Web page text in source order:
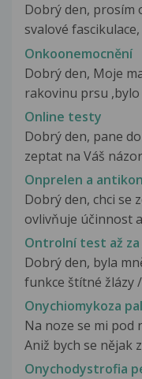
Dobrý den, prosím
svalové
Onkoonemocnění
Dobrý den, Moje
rakovinu prsu ,bylo
Online testy
Dobrý den, pane
zeptat na Váš
Onprelen a
Dobrý den, chci se
ovlivňuje účinnost
Ontrolní test až za
Dobrý den, byla
funkce štítné žlázy
Onychiomykoza
Na noze se mi pod
Aniž bych se nějak
Onychodystrofia